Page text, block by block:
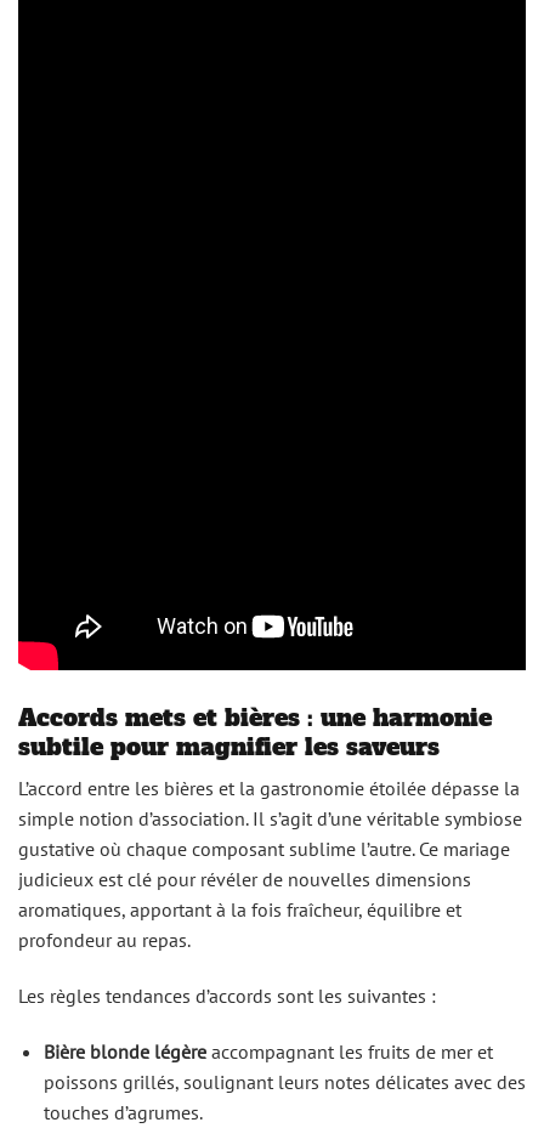
Accords mets et bières : une harmonie
subtile pour magnifier les saveurs
L’accord entre les bières et la gastronomie étoilée dépasse la
simple notion d’association. Il s’agit d’une véritable symbiose
gustative où chaque composant sublime l’autre. Ce mariage
judicieux est clé pour révéler de nouvelles dimensions
aromatiques, apportant à la fois fraîcheur, équilibre et
profondeur au repas.
Les règles tendances d’accords sont les suivantes :
Bière blonde légèreaccompagnant les fruits de mer et
poissons grillés, soulignant leurs notes délicates avec des
touches d’agrumes.